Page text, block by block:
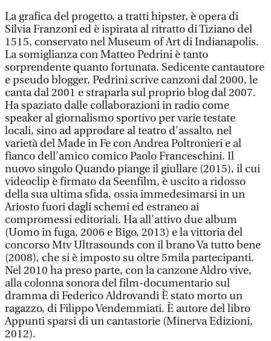
La grafica del progetto, a tratti hipster, è opera di
Silvia Franzoni ed è ispirata al ritratto di Tiziano del
1515, conservato nel Museum of Art di Indianapolis.
La somiglianza con Matteo Pedrini è tanto
sorprendente quanto fortunata. Sedicente cantautore
e pseudo blogger, Pedrini scrive canzoni dal 2000, le
canta dal 2001 e straparla sul proprio blog dal 2007.
Ha spaziato dalle collaborazioni in radio come
speaker al giornalismo sportivo per varie testate
locali, sino ad approdare al teatro d'assalto, nel
varietà del Made in Fe con Andrea Poltronieri e al
fianco dell'amico comico Paolo Franceschini. Il
nuovo singolo Quando piange il giullare (2015), il cui
videoclip è firmato da Seenfilm, è uscito a ridosso
della sua ultima sfida, ossia immedesimarsi in un
Ariosto fuori dagli schemi ed estraneo ai
compromessi editoriali. Ha all'attivo due album
(Uomo in fuga, 2006 e Bigo, 2013) e la vittoria del
concorso Mtv Ultrasounds con il brano Va tutto bene
(2008), che si è imposto su oltre 5mila partecipanti.
Nel 2010 ha preso parte, con la canzone Aldro vive,
alla colonna sonora del film-documentario sul
dramma di Federico Aldrovandi È stato morto un
ragazzo, di Filippo Vendemmiati. È autore del libro
Appunti sparsi di un cantastorie (Minerva Edizioni,
2012).